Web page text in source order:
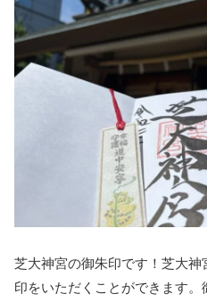
芝大神宮の御朱印です！芝大
印をいただくことができます